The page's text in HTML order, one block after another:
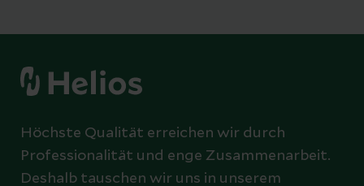
Höchste Qualität erreichen wir durch
Professionalität und enge Zusammenarbeit.
Deshalb tauschen wir uns in unserem